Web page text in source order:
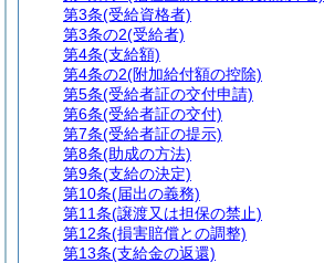
第3条(受給資格者)
第3条の2(受給者)
第4条(支給額)
第4条の2(附加給付額の控除)
第5条(受給者証の交付申請)
第6条(受給者証の交付)
第7条(受給者証の提示)
第8条(助成の方法)
第9条(支給の決定)
第10条(届出の義務)
第11条(譲渡又は担保の禁止)
第12条(損害賠償との調整)
第13条(支給金の返還)